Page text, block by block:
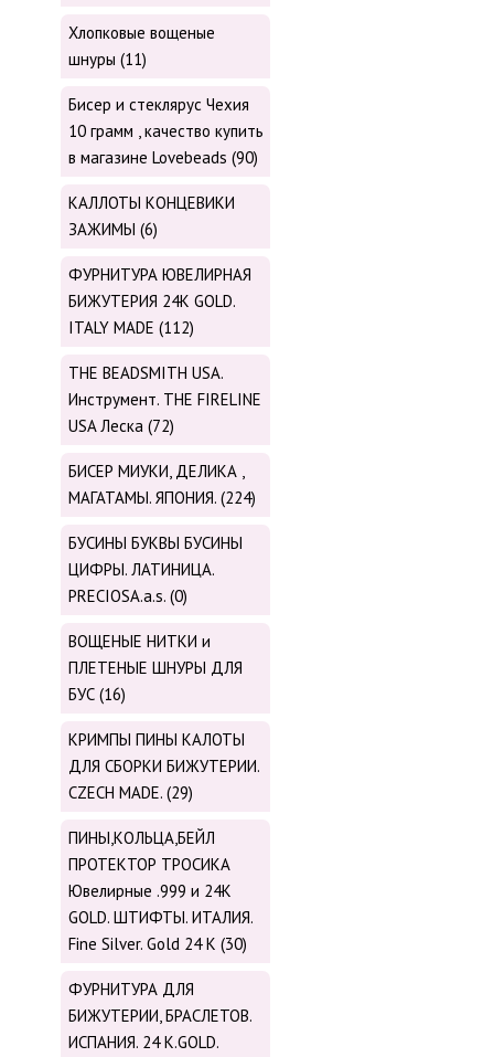
Хлопковые вощеные
шнуры (11)
Бисер и стеклярус Чехия
10 грамм , качество купить
в магазине Lovebeads (90)
КАЛЛОТЫ КОНЦЕВИКИ
ЗАЖИМЫ (6)
ФУРНИТУРА ЮВЕЛИРНАЯ
БИЖУТЕРИЯ 24К GOLD.
ITALY MADE (112)
THE BEADSMITH USA.
Инструмент. THE FIRELINE
USA Леска (72)
БИСЕР МИУКИ, ДЕЛИКА ,
МАГАТАМЫ. ЯПОНИЯ. (224)
БУСИНЫ БУКВЫ БУСИНЫ
ЦИФРЫ. ЛАТИНИЦА.
PRECIOSA.a.s. (0)
ВОЩЕНЫЕ НИТКИ и
ПЛЕТЕНЫЕ ШНУРЫ ДЛЯ
БУС (16)
КРИМПЫ ПИНЫ КАЛОТЫ
ДЛЯ СБОРКИ БИЖУТЕРИИ.
CZECH MADE. (29)
ПИНЫ,КОЛЬЦА,БЕЙЛ
ПРОТЕКТОР ТРОСИКА
Ювелирные .999 и 24К
GOLD. ШТИФТЫ. ИТАЛИЯ.
Fine Silver. Gold 24 K (30)
ФУРНИТУРА ДЛЯ
БИЖУТЕРИИ, БРАСЛЕТОВ.
ИСПАНИЯ. 24 K.GOLD.